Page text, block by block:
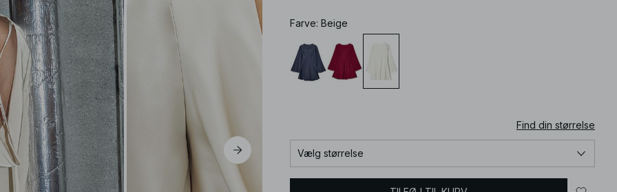
Farve: Beige
Find din størrelse
Vælg størrelse